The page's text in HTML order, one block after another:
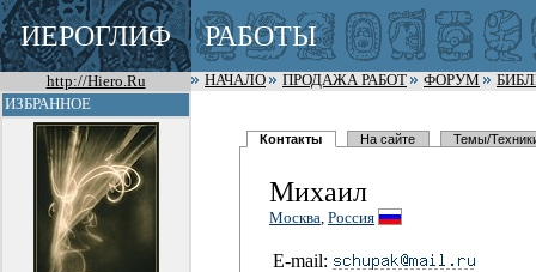
ИЕРОГЛИФ РАБОТЫ
http://Hiero.Ru НАЧАЛО ПРОДАЖА РАБОТ ФОРУМ
ИЗБРАННОЕ
Контакты На сайте Темы/
Михаил
Москва, Россия
E-mail: